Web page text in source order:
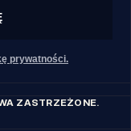
prywatności.
ZASTRZEŻONE.